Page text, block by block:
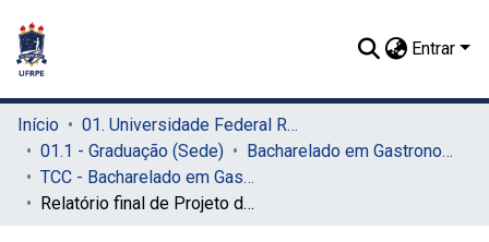
Entrar
Início
01. Universidade Federal Rural de Pernambuco - UFRPE (Sede)
01.1 - Graduação (Sede)
Bacharelado em Gastronomia (Sede)
TCC - Bacharelado em Gastronomia (Sede)
Relatório final de Projeto de Iniciação Científica: desenvolvimento e avaliação sensorial de embutido suíno produzido por cura natural